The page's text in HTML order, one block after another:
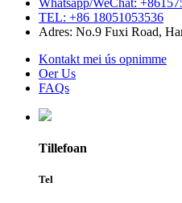
TEL: +86 18051053536
Adres: No.9 Fuxi Road,
Kontakt mei ús opnimme
Oer Us
FAQs
Tillefoan
Tel